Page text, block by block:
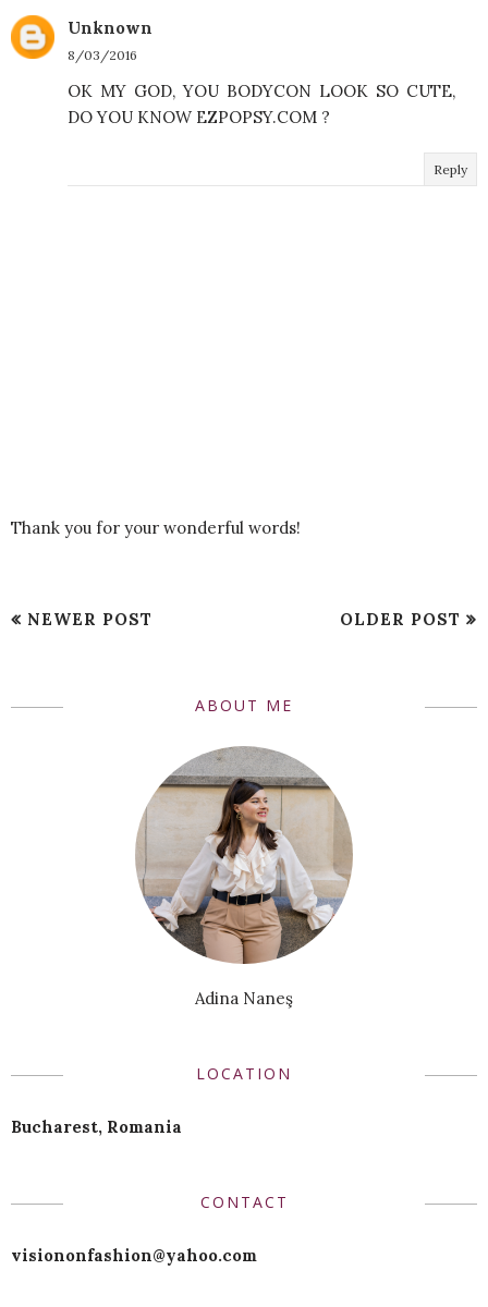
Unknown
8/03/2016
OK MY GOD, YOU BODYCON LOOK SO CUTE,
DO YOU KNOW EZPOPSY.COM ?
Reply
Thank you for your wonderful words!
NEWER POST OLDER POST
ABOUT ME
Adina Naneş
LOCATION
Bucharest, Romania
CONTACT
visiononfashion@yahoo.com